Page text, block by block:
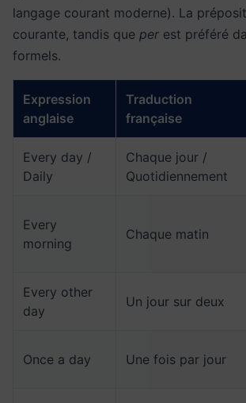
langage courant moderne). La
courante, tandis que per est préféré
formels.
Expression
anglaise
Traduction
française
Every day /
Daily
Chaque jour /
Quotidiennement
Every
morning
Chaque matin
Every other
day
Un jour sur deux
Once a day Une fois par jour